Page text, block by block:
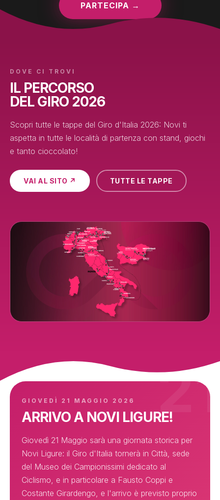
PARTECIPA →
DOVE CI TROVI
IL PERCORSO
DEL GIRO 2026
Scopri tutte le tappe del Giro d'Italia 2026: Novi ti
aspetta in tutte le località di partenza con stand, giochi
e tanto cioccolato!
VAI AL SITO ↗ TUTTE LE TAPPE
GIOVEDÌ 21 MAGGIO 2026
ARRIVO A NOVI LIGURE!
Giovedì 21 Maggio sarà una giornata storica per
Novi Ligure: il Giro d'Italia tornerà in Città, sede
del Museo dei Campionissimi dedicato al
Ciclismo, e in particolare a Fausto Coppi e
Costante Girardengo, e l'arrivo è previsto proprio